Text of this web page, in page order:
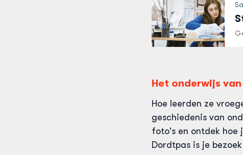
Het onderwijs
Hoe leerden ze
geschiedenis van
foto's en ontdek hoe
Dordtpas is je